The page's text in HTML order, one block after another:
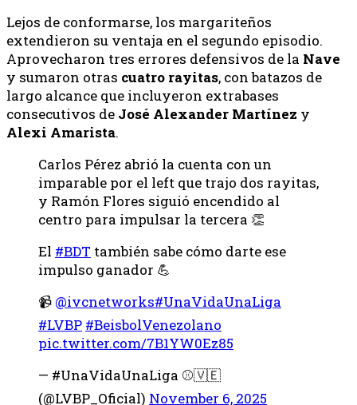
Lejos de conformarse, los margariteños
extendieron su ventaja en el segundo episodio.
Aprovecharon tres errores defensivos de la Nave
y sumaron otras cuatro rayitas, con batazos de
largo alcance que incluyeron extrabases
consecutivos de José Alexander Martínez y
Alexi Amarista.
Carlos Pérez abrió la cuenta con un
imparable por el left que trajo dos rayitas,
y Ramón Flores siguió encendido al
centro para impulsar la tercera 👏
El #BDT también sabe cómo darte ese
impulso ganador 💪
📹 @ivcnetworks#UnaVidaUnaLiga
#LVBP #BeisbolVenezolano
pic.twitter.com/7B1YW0Ez85
— #UnaVidaUnaLiga ⚾️🇻🇪
(@LVBP_Oficial) November 6, 2025